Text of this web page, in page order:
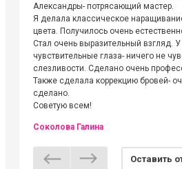
Александры- потрясающий мастер.
Я делала классическое
цвета. Получилось очень
Стал очень выразительный взгляд.
чувствительные глаза- ничего не
слезливости. Сделано очень
Также сделала коррекцию бровей-
сделано.
Советую всем!
Соколова Галина
Оставить